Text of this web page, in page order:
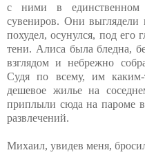
с ними в единственном
сувениров. Они выглядели
похудел, осунулся, под его
тени. Алиса была бледна,
взглядом и небрежно
Судя по всему, им каким-
дешевое жилье на
приплыли сюда на пароме
развлечений.
Михаил, увидев меня,